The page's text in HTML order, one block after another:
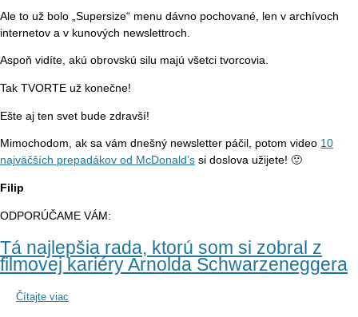
Ale to už bolo „Supersize“ menu dávno pochované, len v archívoch
internetov a v kunových newslettroch.
Aspoň vidíte, akú obrovskú silu majú všetci tvorcovia.
Tak TVORTE už konečne!
Ešte aj ten svet bude zdravší!
Mimochodom, ak sa vám dnešný newsletter páčil, potom video 10
najväčších prepadákov od McDonald’s si doslova užijete! 🙂
Filip
ODPORÚČAME VÁM:
Tá najlepšia rada, ktorú som si zobral z
filmovej kariéry Arnolda Schwarzeneggera
Čítajte viac